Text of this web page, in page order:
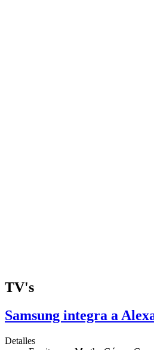
TV's
Samsung integra a
Detalles